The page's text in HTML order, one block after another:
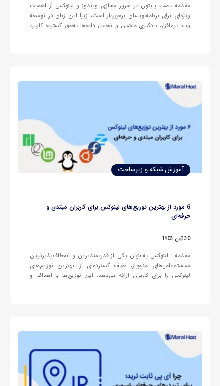
مقدمه نصب پایتون در سرور مجازی ویندوز و لینوکس از اهمیت
ویژه‌ای برای برنامه‌نویسان برخوردار است، زیرا این زبان در توسعه
وب، نرم‌افزار، یادگیری ماشین و تحلیل داده‌ها به‌طور گسترده کاربرد
آموزش شبکه و زیرساخت
6 مورد از بهترین توزیع‌های لینوکس برای کاربران مبتدی و
حرفه‌ای
30 آبان 1403
مقدمه: لینوکس به‌عنوان یکی از قدرتمندترین و انعطاف‌پذیرترین
سیستم‌عامل‌های منبع‌باز، طیف گسترده‌ای از بهترین توزیع‌های
لینوکس را برای کاربران ارائه می‌دهد. این توزیع‌ها با اهداف و